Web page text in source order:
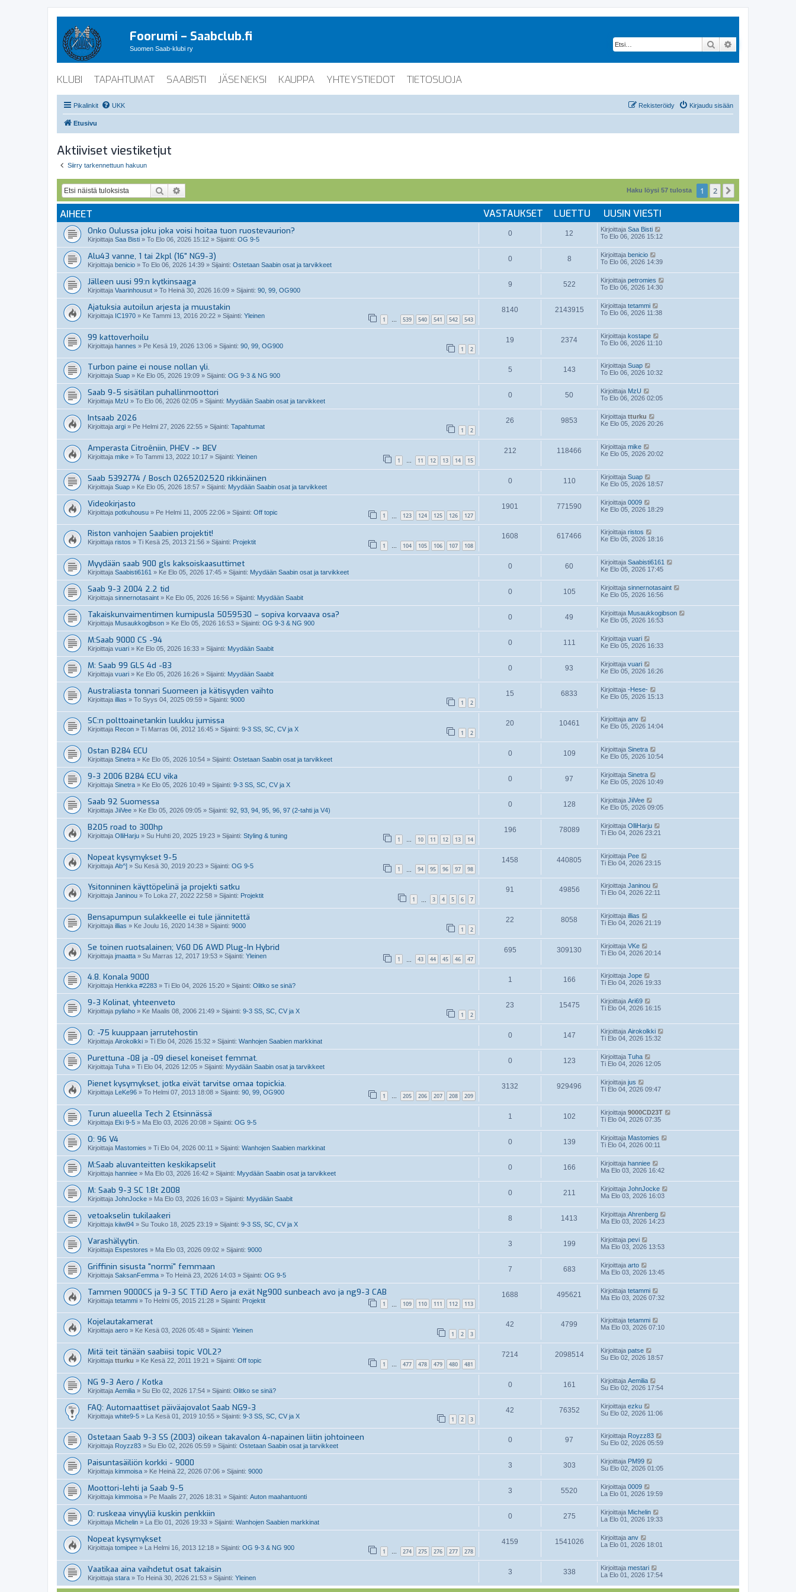
Foorumi – Saabclub.fi
Suomen Saab-klubi ry Etsi
KLUBI TAPAHTUMAT SAABISTI JÄSENEKSI KAUPPA YHTEYSTIEDOT TIETOSUOJA
Pikalinkit UKK Kirjaudu sisään
Rekisteröidy
Etusivu
Aktiiviset viestiketjut
Siirry tarkennettuun hakuun
Etsi Haku löysi 57 tulosta 1 2
AIHEET VASTAUKSET LUETTU UUSIN VIESTI
Onko Oulussa joku joka voisi hoitaa tuon ruostevaurion?
Kirjoittaja Saa Bisti » To Elo 06, 2026 15:12 » Sijainti: OG 9-5
0 12 Kirjoittaja Saa Bisti
To Elo 06, 2026 15:12
Alu43 vanne, 1 tai 2kpl (16" NG9-3)
Kirjoittaja benicio » To Elo 06, 2026 14:39 » Sijainti: Ostetaan Saabin osat ja tarvikkeet
0 8 Kirjoittaja benicio
To Elo 06, 2026 14:39
Jälleen uusi 99:n kytkinsaaga
Kirjoittaja Vaarinhousut » To Heinä 30, 2026 16:09 » Sijainti: 90, 99, OG900
9 522 Kirjoittaja petromies
To Elo 06, 2026 14:30
Ajatuksia autoilun arjesta ja muustakin
Kirjoittaja IC1970 » Ke Tammi 13, 2016 20:22 » Sijainti: Yleinen 1 … 539 540 541 542 543
8140 2143915 Kirjoittaja tetammi
To Elo 06, 2026 11:38
99 kattoverhoilu
Kirjoittaja hannes » Pe Kesä 19, 2026 13:06 » Sijainti: 90, 99, OG900 1 2
19 2374 Kirjoittaja kostape
To Elo 06, 2026 11:10
Turbon paine ei nouse nollan yli.
Kirjoittaja Suap » Ke Elo 05, 2026 19:09 » Sijainti: OG 9-3 & NG 900
5 143 Kirjoittaja Suap
To Elo 06, 2026 10:32
Saab 9-5 sisätilan puhallinmoottori
Kirjoittaja MzU » To Elo 06, 2026 02:05 » Sijainti: Myydään Saabin osat ja tarvikkeet
0 50 Kirjoittaja MzU
To Elo 06, 2026 02:05
Intsaab 2026
Kirjoittaja argi » Pe Helmi 27, 2026 22:55 » Sijainti: Tapahtumat 1 2
26 9853 Kirjoittaja tturku
Ke Elo 05, 2026 20:26
Amperasta Citroêniin, PHEV -> BEV
Kirjoittaja mike » To Tammi 13, 2022 10:17 » Sijainti: Yleinen 1 … 11 12 13 14 15
212 118466 Kirjoittaja mike
Ke Elo 05, 2026 20:02
Saab 5392774 / Bosch 0265202520 rikkinäinen
Kirjoittaja Suap » Ke Elo 05, 2026 18:57 » Sijainti: Myydään Saabin osat ja tarvikkeet
0 110 Kirjoittaja Suap
Ke Elo 05, 2026 18:57
Videokirjasto
Kirjoittaja potkuhousu » Pe Helmi 11, 2005 22:06 » Sijainti: Off topic 1 123 124 125 126 127
1901 771590 Kirjoittaja 0009
Ke Elo 05, 2026 18:29
Riston vanhojen Saabien projektit!
Kirjoittaja ristos » Ti Kesä 25, 2013 21:56 » Sijainti: Projektit 1 … 104 105 106 107 108
1608 617466 Kirjoittaja ristos
Ke Elo 05, 2026 18:16
Myydään saab 900 gls kaksoiskaasuttimet
Kirjoittaja Saabisti6161 » Ke Elo 05, 2026 17:45 » Sijainti: Myydään Saabin osat ja tarvikkeet
0 60 Kirjoittaja Saabisti6161
Ke Elo 05, 2026 17:45
Saab 9-3 2004 2.2 tid
Kirjoittaja sinnernotasaint » Ke Elo 05, 2026 16:56 » Sijainti: Myydään Saabit
0 105 Kirjoittaja sinnernotasaint
Ke Elo 05, 2026 16:56
Takaiskunvaimentimen kumipusla 5059530 – sopiva korvaava osa?
Kirjoittaja Musaukkogibson » Ke Elo 05, 2026 16:53 » Sijainti: OG 9-3 & NG 900
0 49 Kirjoittaja Musaukkogibson
Ke Elo 05, 2026 16:53
M:Saab 9000 CS -94
Kirjoittaja vuari » Ke Elo 05, 2026 16:33 » Sijainti: Myydään Saabit
0 111 Kirjoittaja vuari
Ke Elo 05, 2026 16:33
M: Saab 99 GLS 4d -83
Kirjoittaja vuari » Ke Elo 05, 2026 16:26 » Sijainti: Myydään Saabit
0 93 Kirjoittaja vuari
Ke Elo 05, 2026 16:26
Australiasta tonnari Suomeen ja kätisyyden vaihto
Kirjoittaja illias » To Syys 04, 2025 09:59 » Sijainti: 9000 1 2
15 6833 Kirjoittaja -Hese-
Ke Elo 05, 2026 15:13
SC:n polttoainetankin luukku jumissa
Kirjoittaja Recon » Ti Marras 06, 2012 16:45 » Sijainti: 9-3 SS, SC, CV ja X 1 2
20 10461 Kirjoittaja anv
Ke Elo 05, 2026 14:04
Ostan B284 ECU
Kirjoittaja Sinetra » Ke Elo 05, 2026 10:54 » Sijainti: Ostetaan Saabin osat ja tarvikkeet
0 109 Kirjoittaja Sinetra
Ke Elo 05, 2026 10:54
9-3 2006 B284 ECU vika
Kirjoittaja Sinetra » Ke Elo 05, 2026 10:49 » Sijainti: 9-3 SS, SC, CV ja X
0 97 Kirjoittaja Sinetra
Ke Elo 05, 2026 10:49
Saab 92 Suomessa
Kirjoittaja JiiVee » Ke Elo 05, 2026 09:05 » Sijainti: 92, 93, 94, 95, 96, 97 (2-tahti ja V4)
0 128 Kirjoittaja JiiVee
Ke Elo 05, 2026 09:05
B205 road to 300hp
Kirjoittaja OlliHarju » Su Huhti 20, 2025 19:23 » Sijainti: Styling & tuning 1 … 10 11 12 13 14
196 78089 Kirjoittaja OlliHarju
Ti Elo 04, 2026 23:21
Nopeat kysymykset 9-5
Kirjoittaja Ab^] » Su Kesä 30, 2019 20:23 » Sijainti: OG 9-5 1 94 95 96 97 98
1458 440805 Kirjoittaja Pee
Ti Elo 04, 2026 23:15
Ysitonninen käyttöpelinä ja projekti satku
Kirjoittaja Janinou » To Loka 27, 2022 22:58 » Sijainti: Projektit 1 3 4 5 6 7
91 49856 Kirjoittaja Janinou
Ti Elo 04, 2026 22:11
Bensapumpun sulakkeelle ei tule jännitettä
Kirjoittaja illias » Ke Joulu 16, 2020 14:38 » Sijainti: 9000 1 2
22 8058 Kirjoittaja illias
Ti Elo 04, 2026 21:19
Se toinen ruotsalainen; V60 D6 AWD Plug-In Hybrid
Kirjoittaja jmaatta » Su Marras 12, 2017 19:53 » Sijainti: Yleinen 1 43 44 45 46 47
695 309130 Kirjoittaja VKe
Ti Elo 04, 2026 20:14
4.8. Konala 9000
Kirjoittaja Henkka #2283 » Ti Elo 04, 2026 15:20 » Sijainti: Olitko se sinä?
1 166 Kirjoittaja Jope
Ti Elo 04, 2026 19:33
9-3 Kolinat, yhteenveto
Kirjoittaja pyliaho » Ke Maalis 08, 2006 21:49 » Sijainti: 9-3 SS, SC, CV ja X 1 2
23 15475 Kirjoittaja Ari69
Ti Elo 04, 2026 16:15
O: -75 kuuppaan jarrutehostin
Kirjoittaja Airokolkki » Ti Elo 04, 2026 15:32 » Sijainti: Wanhojen Saabien markkinat
0 147 Kirjoittaja Airokolkki
Ti Elo 04, 2026 15:32
Purettuna -08 ja -09 diesel koneiset femmat.
Kirjoittaja Tuha » Ti Elo 04, 2026 12:05 » Sijainti: Myydään Saabin osat ja tarvikkeet
0 123 Kirjoittaja Tuha
Ti Elo 04, 2026 12:05
Pienet kysymykset, jotka eivät tarvitse omaa topickia.
Kirjoittaja LeKe96 » To Helmi 07, 2013 18:08 » Sijainti: 90, 99, OG900 1 … 205 206 207 208 209
3132 929496 Kirjoittaja jus
Ti Elo 04, 2026 09:47
Turun alueella Tech 2 Etsinnässä
Kirjoittaja Eki 9-5 » Ma Elo 03, 2026 20:08 » Sijainti: OG 9-5
1 102 Kirjoittaja 9000CD23T
Ti Elo 04, 2026 07:35
O: 96 V4
Kirjoittaja Mastomies » Ti Elo 04, 2026 00:11 » Sijainti: Wanhojen Saabien markkinat
0 139 Kirjoittaja Mastomies
Ti Elo 04, 2026 00:11
M:Saab aluvanteitten keskikapselit
Kirjoittaja hanniee » Ma Elo 03, 2026 16:42 » Sijainti: Myydään Saabin osat ja tarvikkeet
0 166 Kirjoittaja hanniee
Ma Elo 03, 2026 16:42
M: Saab 9-3 SC 1.8t 2008
Kirjoittaja JohnJocke » Ma Elo 03, 2026 16:03 » Sijainti: Myydään Saabit
0 211 Kirjoittaja JohnJocke
Ma Elo 03, 2026 16:03
vetoakselin tukilaakeri
Kirjoittaja kiiwi94 » Su Touko 18, 2025 23:19 » Sijainti: 9-3 SS, SC, CV ja X
8 1413 Kirjoittaja Ahrenberg
Ma Elo 03, 2026 14:23
Varashälyytin.
Kirjoittaja Espestores » Ma Elo 03, 2026 09:02 » Sijainti: 9000
3 199 Kirjoittaja pevi
Ma Elo 03, 2026 13:53
Griffinin sisusta "normi" femmaan
Kirjoittaja SaksanFemma » To Heinä 23, 2026 14:03 » Sijainti: OG 9-5
7 683 Kirjoittaja arto
Ma Elo 03, 2026 13:45
Tammen 9000CS ja 9-3 SC TTiD Aero ja exät Ng900 sunbeach avo ja ng9-3 CAB
Kirjoittaja tetammi » To Helmi 05, 2015 21:28 » Sijainti: Projektit 1 109 110 111 112 113
1688 495621 Kirjoittaja tetammi
Ma Elo 03, 2026 07:32
Kojelautakamerat
Kirjoittaja aero » Ke Kesä 03, 2026 05:48 » Sijainti: Yleinen 1 2 3
42 4799 Kirjoittaja tetammi
Ma Elo 03, 2026 07:10
Mitä teit tänään saabiisi topic VOL2?
Kirjoittaja tturku » Ke Kesä 22, 2011 19:21 » Sijainti: Off topic 1 477 478 479 480 481
7214 2098514 Kirjoittaja patse
Su Elo 02, 2026 18:57
NG 9-3 Aero / Kotka
Kirjoittaja Aemilia » Su Elo 02, 2026 17:54 » Sijainti: Olitko se sinä?
0 161 Kirjoittaja Aemilia
Su Elo 02, 2026 17:54
FAQ: Automaattiset päiväajovalot Saab NG9-3
Kirjoittaja white9-5 » La Kesä 01, 2019 10:55 » Sijainti: 9-3 SS, SC, CV ja X 1 2 3
42 76352 Kirjoittaja ezku
Su Elo 02, 2026 11:06
Ostetaan Saab 9-3 SS (2003) oikean takavalon 4-napainen liitin johtoineen
Kirjoittaja Royzz83 » Su Elo 02, 2026 05:59 » Sijainti: Ostetaan Saabin osat ja tarvikkeet
0 97 Kirjoittaja Royzz83
Su Elo 02, 2026 05:59
Paisuntasäiliön korkki - 9000
Kirjoittaja kimmoisa » Ke Heinä 22, 2026 07:06 » Sijainti: 9000
3 303 Kirjoittaja PM99
Su Elo 02, 2026 01:05
Moottori-lehti ja Saab 9-5
Kirjoittaja kimmoisa » Pe Maalis 27, 2026 18:31 » Sijainti: Auton maahantuonti
3 5520 Kirjoittaja 0009
La Elo 01, 2026 19:59
O: ruskeaa vinyyliä kuskin penkkiin
Kirjoittaja Michelin » La Elo 01, 2026 19:33 » Sijainti: Wanhojen Saabien markkinat
0 275 Kirjoittaja Michelin
La Elo 01, 2026 19:33
Nopeat kysymykset
Kirjoittaja tomipee » La Helmi 16, 2013 12:18 » Sijainti: OG 9-3 & NG 900 1 … 274 275 276 277 278
4159 1541026 Kirjoittaja anv
La Elo 01, 2026 18:01
Vaatikaa aina vaihdetut osat takaisin
Kirjoittaja stara » To Heinä 30, 2026 21:53 » Sijainti: Yleinen
3 338 Kirjoittaja mestari
La Elo 01, 2026 17:54